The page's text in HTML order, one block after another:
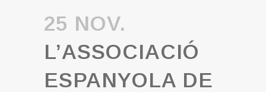
25 NOV.
L’ASSOCIACIÓ
ESPANYOLA DE